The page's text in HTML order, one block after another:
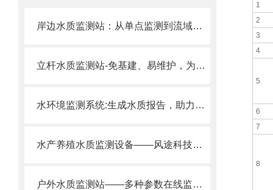
岸边水质监测站：从单点监测到流域治理、赋能智慧水务与河湖长效管护。
立杆水质监测站-免基建、易维护，为各类水体提供标准化的无人值守解决方案
水环境监测系统:生成水质报告，助力环保考核、生态修复、水产养殖！
水产养殖水质监测设备——风途科技让水产养殖更科学、更高效！
户外水质监测站——多种参数在线监测，提供专业的多方位服务
1
2
3
4
5
6
7
8